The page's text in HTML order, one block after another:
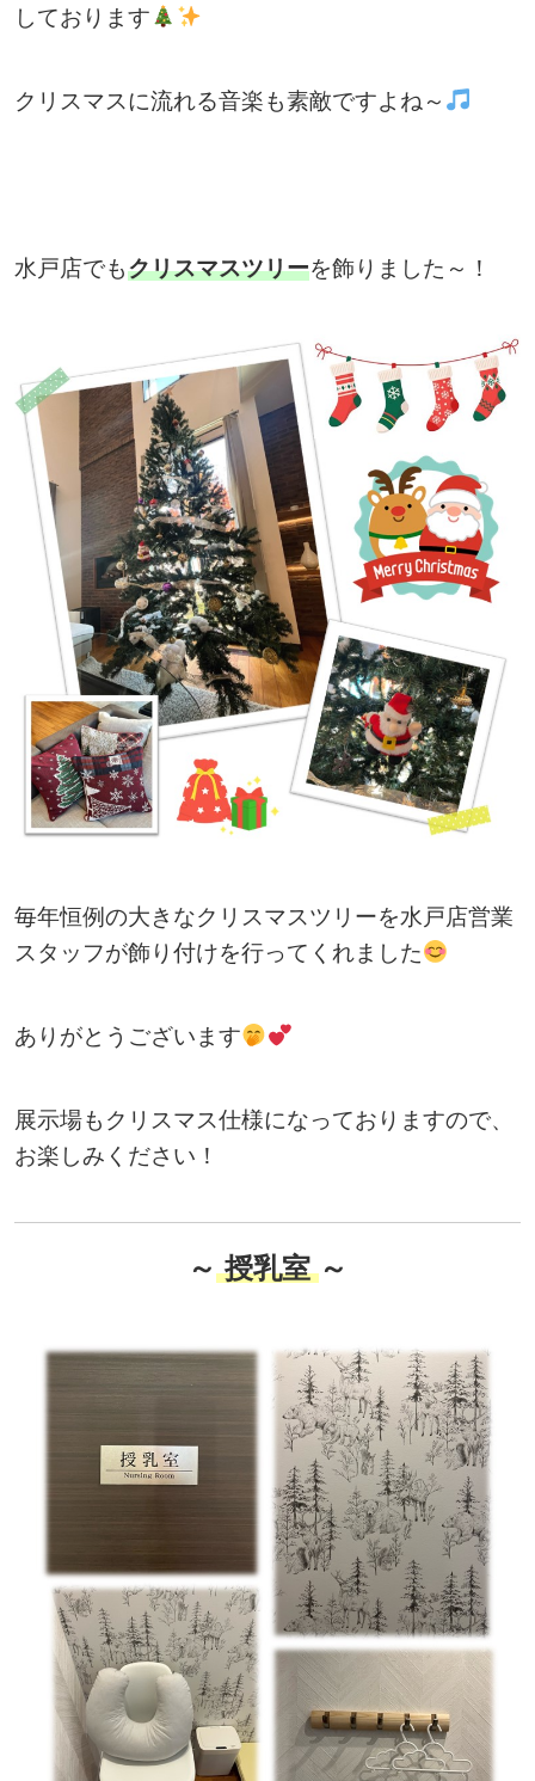
しております
クリスマスに流れる音楽も素敵ですよね～
水戸店でもクリスマスツリーを飾りました～！
毎年恒例の大きなクリスマスツリーを水戸店営業
スタッフが飾り付けを行ってくれました
ありがとうございます
展示場もクリスマス仕様になっておりますので、
お楽しみください！
～授乳室～